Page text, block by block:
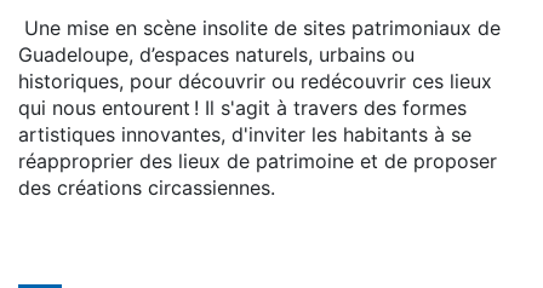
Une mise en scène insolite de sites patrimoniaux de
Guadeloupe, d’espaces naturels, urbains ou
historiques, pour découvrir ou redécouvrir ces lieux
qui nous entourent ! Il s'agit à travers des formes
artistiques innovantes, d'inviter les habitants à se
réapproprier des lieux de patrimoine et de proposer
des créations circassiennes.